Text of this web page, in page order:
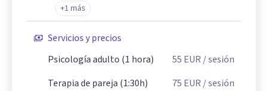
+1 más
Servicios y precios
Psicología adulto (1 hora)
55 EUR / sesión
Terapia de pareja (1:30h)
75 EUR / sesión